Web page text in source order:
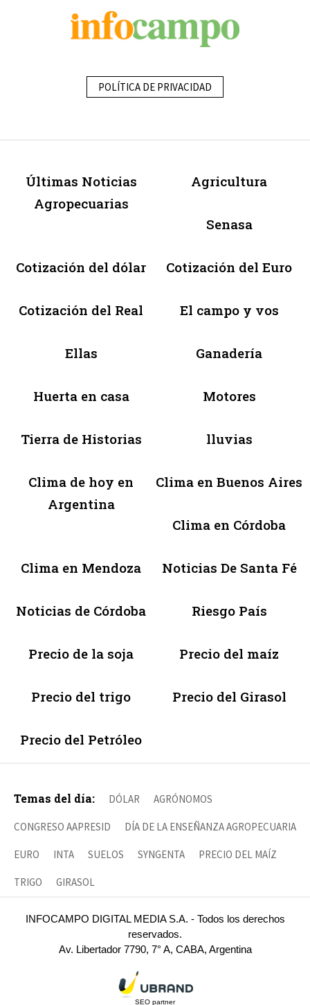
POLÍTICA DE PRIVACIDAD
Últimas Noticias
Agropecuarias
Agricultura
Senasa
Cotización del dólar Cotización del Euro
Cotización del Real El campo y vos
Ellas Ganadería
Huerta en casa Motores
Tierra de Historias lluvias
Clima de hoy en
Argentina
Clima en Buenos Aires
Clima en Córdoba
Clima en Mendoza Noticias De Santa Fé
Noticias de Córdoba Riesgo País
Precio de la soja Precio del maíz
Precio del trigo Precio del Girasol
Precio del Petróleo
Temas del día: DÓLAR AGRÓNOMOS
CONGRESO AAPRESID DÍA DE LA ENSEÑANZA AGROPECUARIA
EURO INTA SUELOS SYNGENTA PRECIO DEL MAÍZ
TRIGO GIRASOL
INFOCAMPO DIGITAL MEDIA S.A. - Todos los derechos
reservados.
Av. Libertador 7790, 7° A, CABA, Argentina
SEO partner